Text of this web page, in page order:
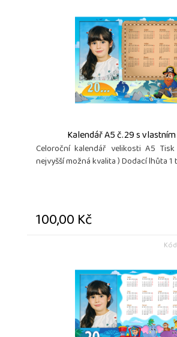
Kalendář A5 č.29 s
Celoroční kalendář velikosti A5
nejvyšší možná kvalita ) Dodací lhůta 1
100,00 Kč